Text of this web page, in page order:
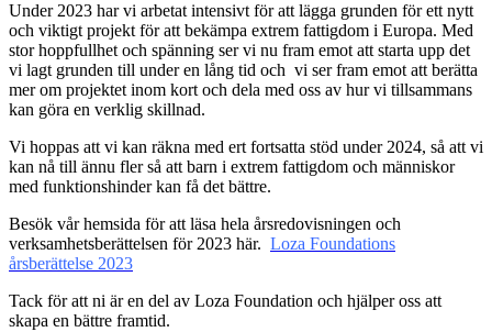
Under 2023 har vi arbetat intensivt för att lägga grunden för ett nytt
och viktigt projekt för att bekämpa extrem fattigdom i Europa. Med
stor hoppfullhet och spänning ser vi nu fram emot att starta upp det
vi lagt grunden till under en lång tid och vi ser fram emot att berätta
mer om projektet inom kort och dela med oss av hur vi tillsammans
kan göra en verklig skillnad.
Vi hoppas att vi kan räkna med ert fortsatta stöd under 2024, så att vi
kan nå till ännu fler så att barn i extrem fattigdom och människor
med funktionshinder kan få det bättre.
Besök vår hemsida för att läsa hela årsredovisningen och
verksamhetsberättelsen för 2023 här. Loza Foundations
årsberättelse 2023
Tack för att ni är en del av Loza Foundation och hjälper oss att
skapa en bättre framtid.